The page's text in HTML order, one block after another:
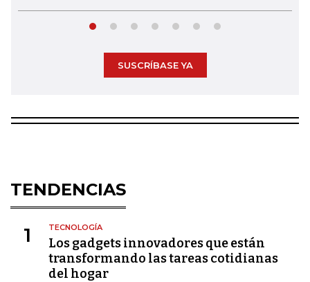
SUSCRÍBASE YA
TENDENCIAS
1 TECNOLOGÍA
Los gadgets innovadores que están
transformando las tareas cotidianas
del hogar